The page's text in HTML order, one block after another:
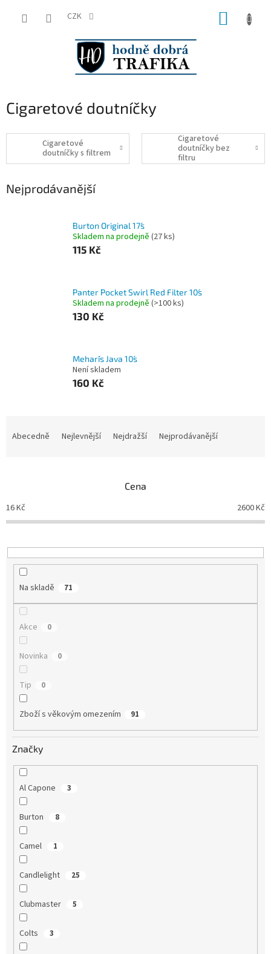
CZK
Cigaretové doutníčky
Cigaretové
doutníčky s filtrem
Cigaretové
doutníčky bez
filtru
Nejprodávanější
Burton Original 17´s
Skladem na prodejně (27 ks)
115 Kč
Panter Pocket Swirl Red Filter 10´s
Skladem na prodejně (>100 ks)
130 Kč
Mehari´s Java 10´s
Není skladem
160 Kč
p
r
o
u
Abecedně Nejlevnější Nejdražší Nejprodávanější
Cena
16Kč 2600Kč
Na skladě 71
Akce 0
Novinka 0
Tip 0
Zboží s věkovým omezením 91
Značky
Al Capone 3
Burton 8
Camel 1
Candlelight 25
Clubmaster 5
Colts 3